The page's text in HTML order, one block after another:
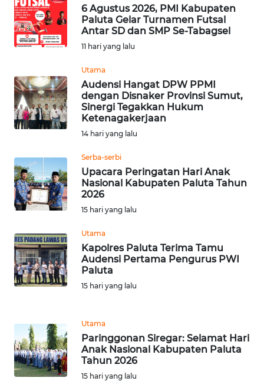
6 Agustus 2026, PMI Kabupaten
Paluta Gelar Turnamen Futsal
Antar SD dan SMP Se-Tabagsel
11 hari yang lalu
Utama
Audensi Hangat DPW PPMI
dengan Disnaker Provinsi Sumut,
Sinergi Tegakkan Hukum
Ketenagakerjaan
14 hari yang lalu
Serba-serbi
Upacara Peringatan Hari Anak
Nasional Kabupaten Paluta Tahun
2026
15 hari yang lalu
Utama
Kapolres Paluta Terima Tamu
Audensi Pertama Pengurus PWI
Paluta
15 hari yang lalu
Utama
Paringgonan Siregar: Selamat Hari
Anak Nasional Kabupaten Paluta
Tahun 2026
15 hari yang lalu
Regional
WN
SUMUT
WN
JAKARTA
WN
WN
BANTEN
WN
WN
KEPRI
WN
PAPUA
BARAT